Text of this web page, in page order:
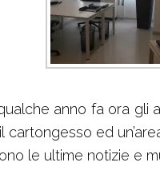
anno fa ora gli
ed
le ultime notizie e